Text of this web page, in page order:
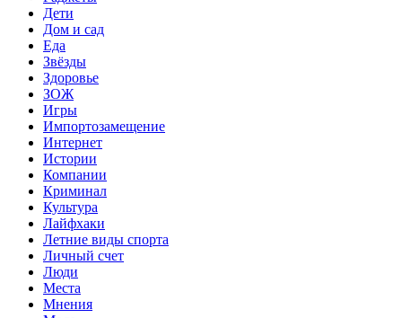
Дети
Дом и сад
Еда
Звёзды
Здоровье
ЗОЖ
Игры
Импортозамещение
Интернет
Истории
Компании
Криминал
Культура
Лайфхаки
Летние виды спорта
Личный счет
Люди
Места
Мнения